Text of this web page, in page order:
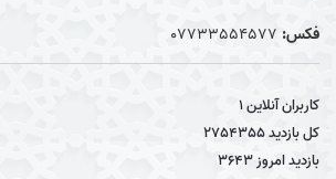
فکس: 07733554577
کاربران آنلاین1
کل بازدید2754355
بازدید امروز3643